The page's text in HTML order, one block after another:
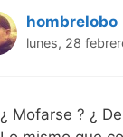
hombrelobo
lunes, 28
¿ Mofarse ? ¿